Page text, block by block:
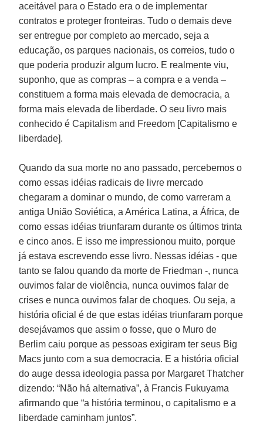
aceitável para o Estado era o de implementar
contratos e proteger fronteiras. Tudo o demais deve
ser entregue por completo ao mercado, seja a
educação, os parques nacionais, os correios, tudo o
que poderia produzir algum lucro. E realmente viu,
suponho, que as compras – a compra e a venda –
constituem a forma mais elevada de democracia, a
forma mais elevada de liberdade. O seu livro mais
conhecido é Capitalism and Freedom [Capitalismo e
liberdade].
Quando da sua morte no ano passado, percebemos o
como essas idéias radicais de livre mercado
chegaram a dominar o mundo, de como varreram a
antiga União Soviética, a América Latina, a África, de
como essas idéias triunfaram durante os últimos trinta
e cinco anos. E isso me impressionou muito, porque
já estava escrevendo esse livro. Nessas idéias - que
tanto se falou quando da morte de Friedman -, nunca
ouvimos falar de violência, nunca ouvimos falar de
crises e nunca ouvimos falar de choques. Ou seja, a
história oficial é de que estas idéias triunfaram porque
desejávamos que assim o fosse, que o Muro de
Berlim caiu porque as pessoas exigiram ter seus Big
Macs junto com a sua democracia. E a história oficial
do auge dessa ideologia passa por Margaret Thatcher
dizendo: “Não há alternativa”, à Francis Fukuyama
afirmando que “a história terminou, o capitalismo e a
liberdade caminham juntos”.